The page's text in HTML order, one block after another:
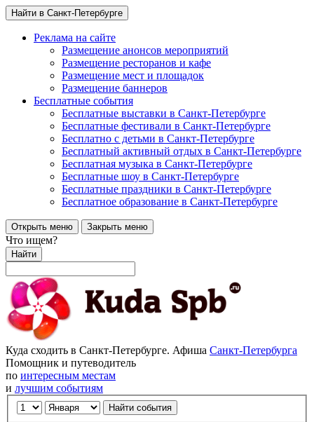
Найти в Санкт-Петербурге
Реклама на сайте
Размещение анонсов мероприятий
Размещение ресторанов и кафе
Размещение мест и площадок
Размещение баннеров
Бесплатные события
Бесплатные выставки в Санкт-Петербурге
Бесплатные фестивали в Санкт-Петербурге
Бесплатно с детьми в Санкт-Петербурге
Бесплатный активный отдых в Санкт-Петербурге
Бесплатная музыка в Санкт-Петербурге
Бесплатные шоу в Санкт-Петербурге
Бесплатные праздники в Санкт-Петербурге
Бесплатное образование в Санкт-Петербурге
Открыть меню Закрыть меню
Что ищем?
Найти
Куда сходить в Санкт-Петербурге. Афиша Санкт-Петербурга
Помощник и путеводитель
по интересным местам
и лучшим событиям